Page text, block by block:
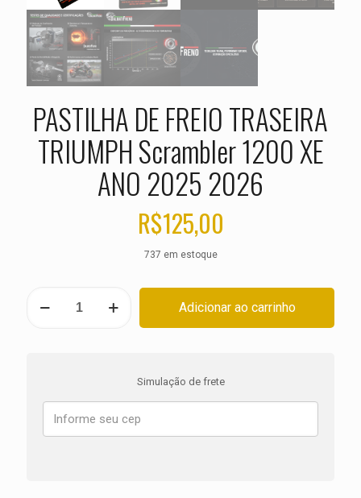
PASTILHA DE FREIO TRASEIRA
TRIUMPH Scrambler 1200 XE
ANO 2025 2026
R$125,00
737 em estoque
2025
Adicionar ao carrinho
Simulação de frete